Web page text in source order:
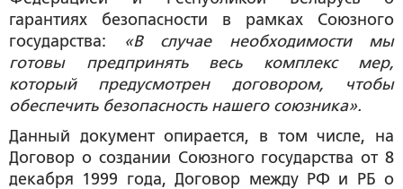
гарантиях безопасности в рамках Союзного
государства:
«В случае необходимости мы
готовы предпринять весь комплекс мер,
который предусмотрен договором, чтобы
обеспечить безопасность нашего союзника».
Данный документ опирается, в том числе, на
Договор о создании Союзного государства от 8
декабря 1999 года, Договор между РФ и РБ о